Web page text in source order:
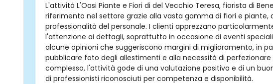
L'attività L'Oasi Piante e Fiori di del Vecchio Teresa, fiorista di
riferimento nel settore grazie alla vasta gamma di fiori e piante,
professionalità del personale. I clienti apprezzano
l'attenzione ai dettagli, soprattutto in occasione di eventi
alcune opinioni che suggeriscono margini di miglioramento, in
pubblicare foto degli allestimenti e alla necessità di perfezionare
complesso, l'attività gode di una valutazione positiva e di un
di professionisti riconosciuti per competenza e disponibilità.